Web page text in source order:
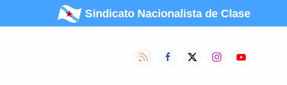
Sindicato Nacionalista de Clase